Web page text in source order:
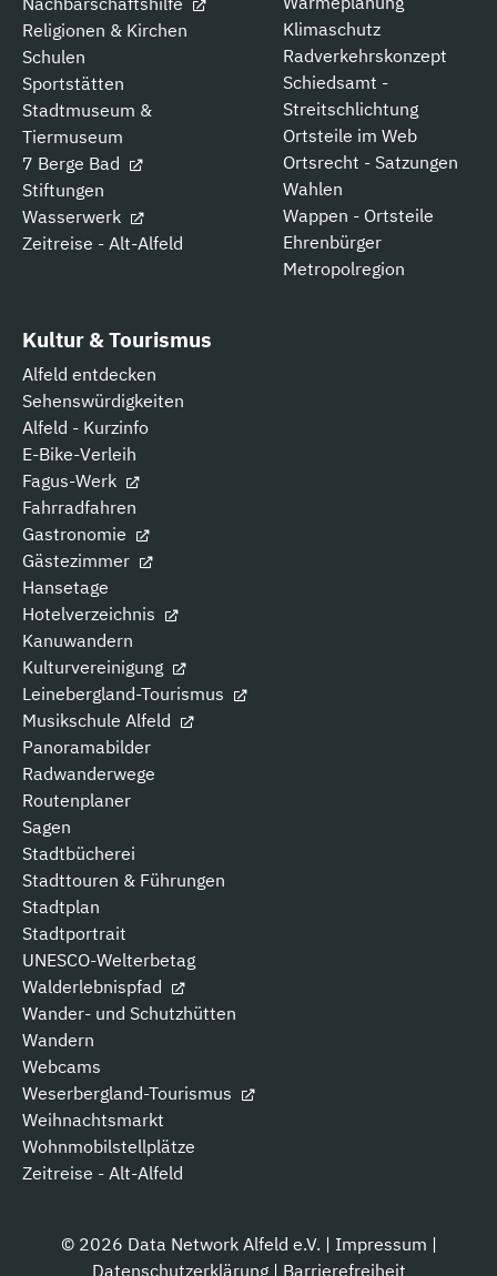
Religionen & Kirchen
Schulen
Sportstätten
Stadtmuseum &
Tiermuseum
7 Berge Bad
Stiftungen
Wasserwerk
Zeitreise - Alt-Alfeld
Klimaschutz
Radverkehrskonzept
Schiedsamt -
Streitschlichtung
Ortsteile im Web
Ortsrecht - Satzungen
Wahlen
Wappen - Ortsteile
Ehrenbürger
Metropolregion
Kultur & Tourismus
Alfeld entdecken
Sehenswürdigkeiten
Alfeld - Kurzinfo
E-Bike-Verleih
Fagus-Werk
Fahrradfahren
Gastronomie
Gästezimmer
Hansetage
Hotelverzeichnis
Kanuwandern
Kulturvereinigung
Leinebergland-Tourismus
Musikschule Alfeld
Panoramabilder
Radwanderwege
Routenplaner
Sagen
Stadtbücherei
Stadttouren & Führungen
Stadtplan
Stadtportrait
UNESCO-Welterbetag
Walderlebnispfad
Wander- und Schutzhütten
Wandern
Webcams
Weserbergland-Tourismus
Weihnachtsmarkt
Wohnmobilstellplätze
Zeitreise - Alt-Alfeld
© 2026 Data Network Alfeld e.V. | Impressum |
Datenschutzerklärung| Barrierefreiheit